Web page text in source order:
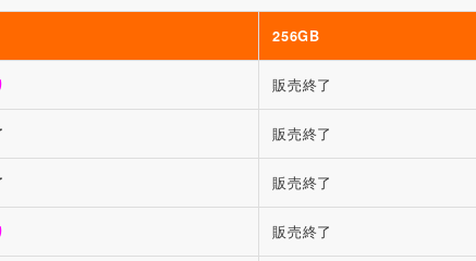
256GB
販売終了
販売終了
販売終了
販売終了